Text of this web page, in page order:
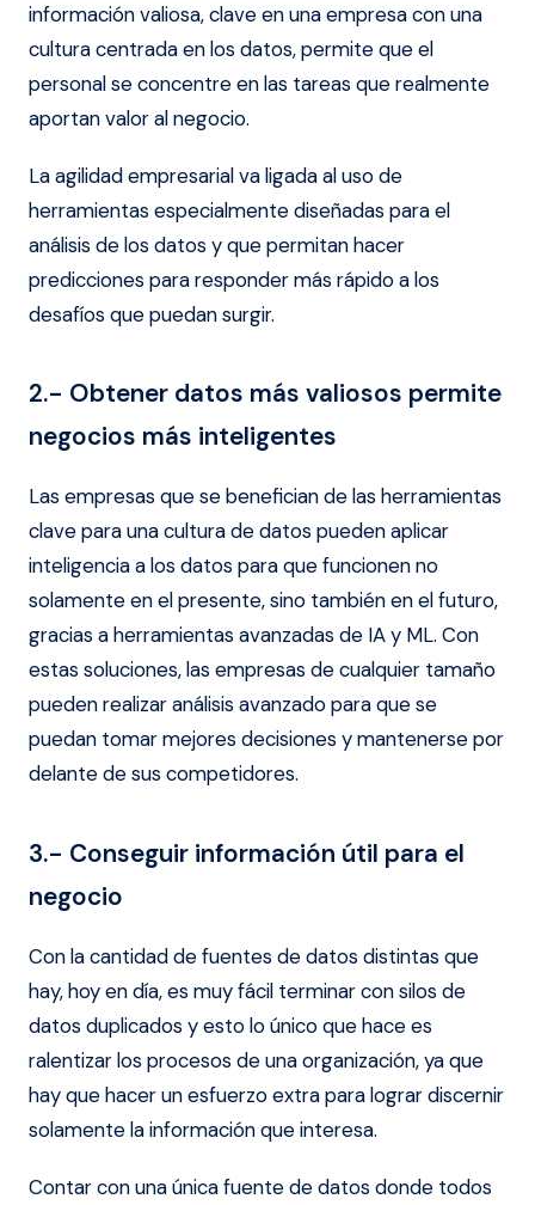
información valiosa, clave en una empresa con una
cultura centrada en los datos, permite que el
personal se concentre en las tareas que realmente
aportan valor al negocio.
La agilidad empresarial va ligada al uso de
herramientas especialmente diseñadas para el
análisis de los datos y que permitan hacer
predicciones para responder más rápido a los
desafíos que puedan surgir.
2.- Obtener datos más valiosos permite
negocios más inteligentes
Las empresas que se benefician de las herramientas
clave para una cultura de datos pueden aplicar
inteligencia a los datos para que funcionen no
solamente en el presente, sino también en el futuro,
gracias a herramientas avanzadas de IA y ML. Con
estas soluciones, las empresas de cualquier tamaño
pueden realizar análisis avanzado para que se
puedan tomar mejores decisiones y mantenerse por
delante de sus competidores.
3.- Conseguir información útil para el
negocio
Con la cantidad de fuentes de datos distintas que
hay, hoy en día, es muy fácil terminar con silos de
datos duplicados y esto lo único que hace es
ralentizar los procesos de una organización, ya que
hay que hacer un esfuerzo extra para lograr discernir
solamente la información que interesa.
Contar con una única fuente de datos donde todos